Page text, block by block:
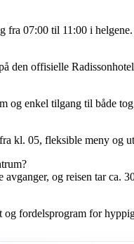
fra 07:00 til 11:00 i helgene.
den offisielle
og enkel tilgang til både tog
kl. 05, fleksible meny og
og reisen tar ca.
fordelsprogram for